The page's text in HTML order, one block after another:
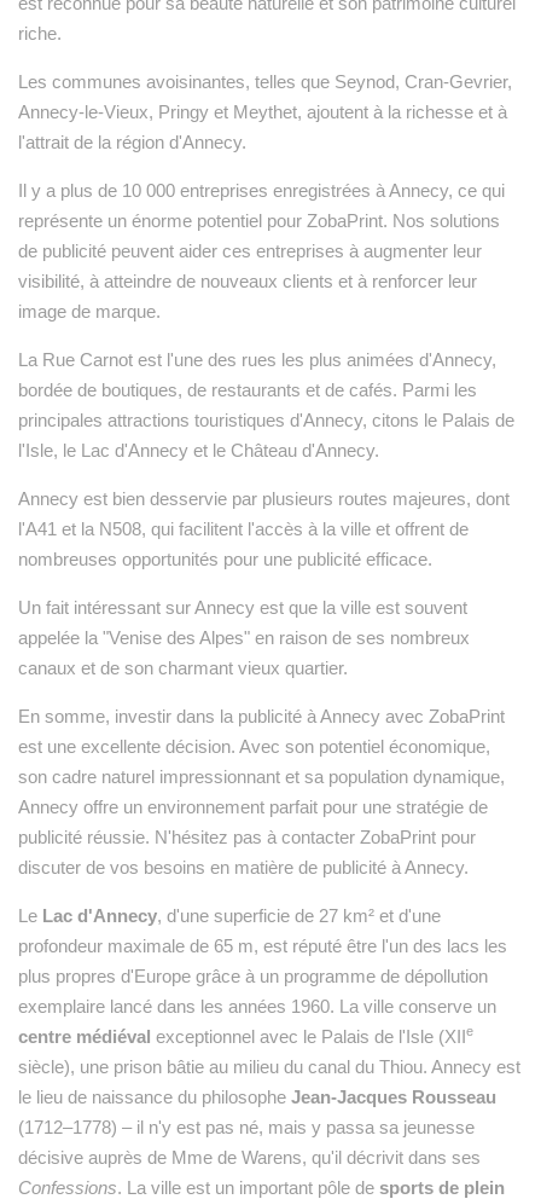
riche.
Les communes avoisinantes, telles que Seynod, Cran-Gevrier,
Annecy-le-Vieux, Pringy et Meythet, ajoutent à la richesse et à
l'attrait de la région d'Annecy.
Il y a plus de 10 000 entreprises enregistrées à Annecy, ce qui
représente un énorme potentiel pour ZobaPrint. Nos solutions
de publicité peuvent aider ces entreprises à augmenter leur
visibilité, à atteindre de nouveaux clients et à renforcer leur
image de marque.
La Rue Carnot est l'une des rues les plus animées d'Annecy,
bordée de boutiques, de restaurants et de cafés. Parmi les
principales attractions touristiques d'Annecy, citons le Palais de
l'Isle, le Lac d'Annecy et le Château d'Annecy.
Annecy est bien desservie par plusieurs routes majeures, dont
l'A41 et la N508, qui facilitent l'accès à la ville et offrent de
nombreuses opportunités pour une publicité efficace.
Un fait intéressant sur Annecy est que la ville est souvent
appelée la "Venise des Alpes" en raison de ses nombreux
canaux et de son charmant vieux quartier.
En somme, investir dans la publicité à Annecy avec ZobaPrint
est une excellente décision. Avec son potentiel économique,
son cadre naturel impressionnant et sa population dynamique,
Annecy offre un environnement parfait pour une stratégie de
publicité réussie. N'hésitez pas à contacter ZobaPrint pour
discuter de vos besoins en matière de publicité à Annecy.
Le Lac d'Annecy, d'une superficie de 27 km² et d'une
profondeur maximale de 65 m, est réputé être l'un des lacs les
plus propres d'Europe grâce à un programme de dépollution
exemplaire lancé dans les années 1960. La ville conserve un
centre médiéval exceptionnel avec le Palais de l'Isle (XIIe
siècle), une prison bâtie au milieu du canal du Thiou. Annecy est
le lieu de naissance du philosophe Jean-Jacques Rousseau
(1712–1778) – il n'y est pas né, mais y passa sa jeunesse
décisive auprès de Mme de Warens, qu'il décrivit dans ses
Confessions. La ville est un important pôle de sports de plein